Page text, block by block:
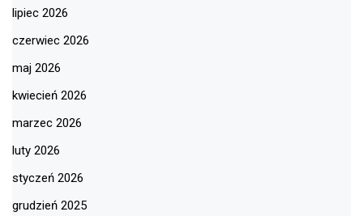
lipiec 2026
czerwiec 2026
maj 2026
kwiecień 2026
marzec 2026
luty 2026
styczeń 2026
grudzień 2025